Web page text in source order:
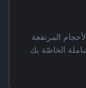
المرتفعة
الخاصّة بك